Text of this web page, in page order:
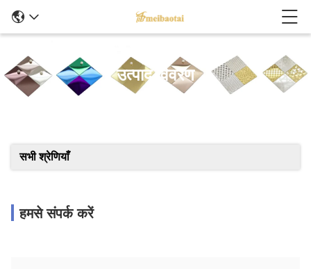
उत्पाद विवरण
सभी श्रेणियाँ
हमसे संपर्क करें